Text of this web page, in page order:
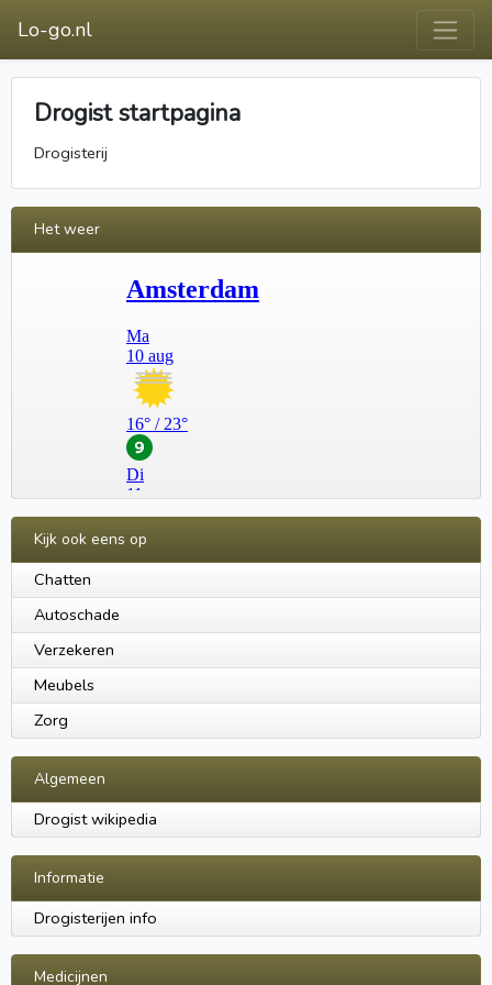
Lo-go.nl
Drogist startpagina
Drogisterij
Het weer
Kijk ook eens op
Chatten
Autoschade
Verzekeren
Meubels
Zorg
Algemeen
Drogist wikipedia
Informatie
Drogisterijen info
Medicijnen